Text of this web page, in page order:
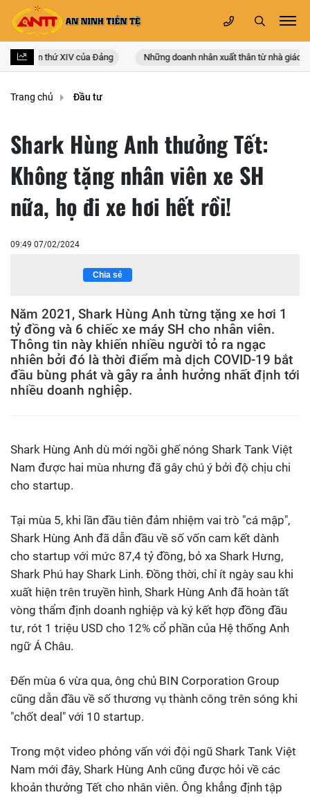
lần thứ XIV của Đảng Những doanh nhân xuất thân từ nhà giáo
Trang chủ Đầu tư
Shark Hùng Anh thưởng Tết:
Không tặng nhân viên xe SH
nữa, họ đi xe hơi hết rồi!
09:49 07/02/2024
Chia sẻ
Năm 2021, Shark Hùng Anh từng tặng xe hơi 1
tỷ đồng và 6 chiếc xe máy SH cho nhân viên.
Thông tin này khiến nhiều người tỏ ra ngạc
nhiên bởi đó là thời điểm mà dịch COVID-19 bắt
đầu bùng phát và gây ra ảnh hưởng nhất định tới
nhiều doanh nghiệp.
Shark Hùng Anh dù mới ngồi ghế nóng Shark Tank Việt
Nam được hai mùa nhưng đã gây chú ý bởi độ chịu chi
cho startup.
Tại mùa 5, khi lần đầu tiên đảm nhiệm vai trò "cá mập",
Shark Hùng Anh đã dẫn đầu về số vốn cam kết dành
cho startup với mức 87,4 tỷ đồng, bỏ xa Shark Hưng,
Shark Phú hay Shark Linh. Đồng thời, chỉ ít ngày sau khi
xuất hiện trên truyền hình, Shark Hùng Anh đã hoàn tất
vòng thẩm định doanh nghiệp và ký kết hợp đồng đầu
tư, rót 1 triệu USD cho 12% cổ phần của Hệ thống Anh
ngữ Á Châu.
Đến mùa 6 vừa qua, ông chủ BIN Corporation Group
cũng dẫn đầu về số thương vụ thành công trên sóng khi
"chốt deal" với 10 startup.
Trong một video phỏng vấn với đội ngũ Shark Tank Việt
Nam mới đây, Shark Hùng Anh cũng được hỏi về các
khoản thưởng Tết cho nhân viên. Ông khẳng định tập